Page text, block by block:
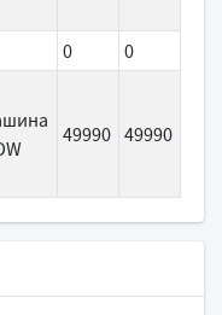
0 0
49990 49990